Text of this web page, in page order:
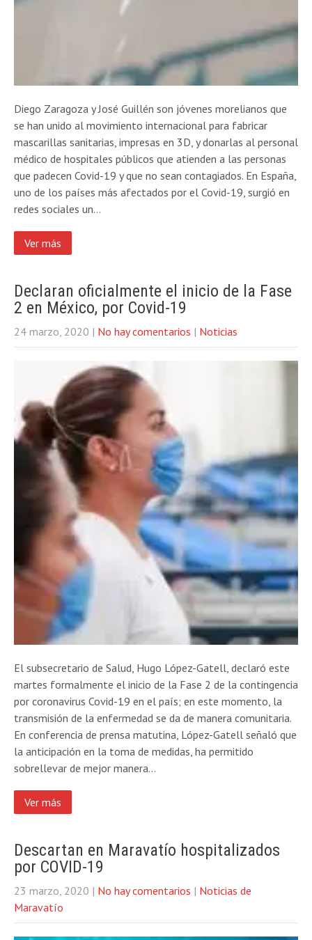
Diego Zaragoza y José Guillén son jóvenes morelianos que
se han unido al movimiento internacional para fabricar
mascarillas sanitarias, impresas en 3D, y donarlas al personal
médico de hospitales públicos que atienden a las personas
que padecen Covid-19 y que no sean contagiados. En España,
uno de los países más afectados por el Covid-19, surgió en
redes sociales un…
Ver más
Declaran oficialmente el inicio de la Fase
2 en México, por Covid-19
24 marzo, 2020 | No hay comentarios | Noticias
El subsecretario de Salud, Hugo López-Gatell, declaró este
martes formalmente el inicio de la Fase 2 de la contingencia
por coronavirus Covid-19 en el país; en este momento, la
transmisión de la enfermedad se da de manera comunitaria.
En conferencia de prensa matutina, López-Gatell señaló que
la anticipación en la toma de medidas, ha permitido
sobrellevar de mejor manera…
Ver más
Descartan en Maravatío hospitalizados
por COVID-19
23 marzo, 2020 | No hay comentarios | Noticias de
Maravatío